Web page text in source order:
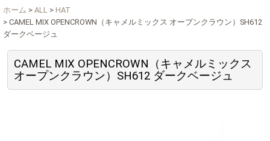
ホーム > ALL > HAT
> CAMEL MIX OPENCROWN（キャメルミックス オープンクラウン）SH612
ダークベージュ
CAMEL MIX OPENCROWN（キャメルミックス
オープンクラウン）SH612 ダークベージュ